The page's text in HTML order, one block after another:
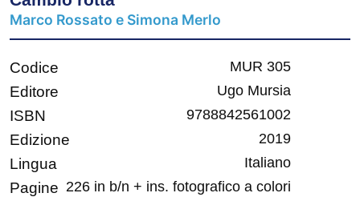
Marco Rossato e Simona Merlo
Codice MUR 305
Editore Ugo Mursia
ISBN 9788842561002
Edizione 2019
Lingua Italiano
Pagine 226 in b/n + ins. fotografico a colori